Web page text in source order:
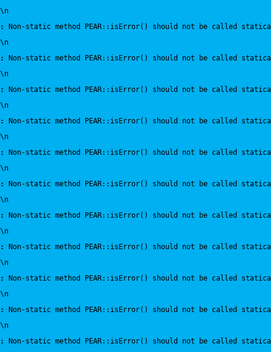
\n
:
Non-static method PEAR::isError() should not be called
\n
:
Non-static method PEAR::isError() should not be called
\n
:
Non-static method PEAR::isError() should not be called
\n
:
Non-static method PEAR::isError() should not be called
\n
:
Non-static method PEAR::isError() should not be called
\n
:
Non-static method PEAR::isError() should not be called
\n
:
Non-static method PEAR::isError() should not be called
\n
:
Non-static method PEAR::isError() should not be called
\n
:
Non-static method PEAR::isError() should not be called
\n
:
Non-static method PEAR::isError() should not be called
\n
:
Non-static method PEAR::isError() should not be called